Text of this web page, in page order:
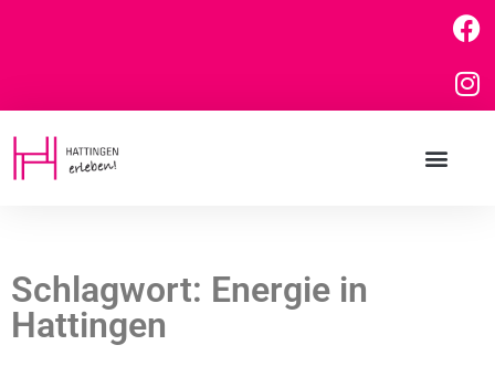
Schlagwort: Energie in
Hattingen